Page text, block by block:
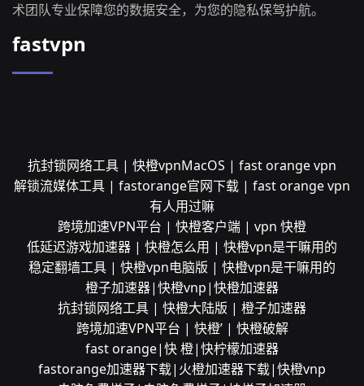
术团队专业保障您的数据安全，为您的隐私保驾护航。
fastvpn
抗封锁网络工具 | 快橙vpnMacOS | fast orange vpn
解锁流媒体工具 | fastorange官网下载 | fast orange vpn
有人用过嘛
跨境加速VPN平台 | 快橙客户端 | vpn 快橙
低延迟游戏加速器 | 快橙怎么用 | 快橙vpn是干嘛用的
稳定翻墙工具 | 快橙vpn电脑版 | 快橙vpn是干嘛用的
橙子加速器|快橙vnp|快橙加速器
抗封锁网络工具 | 快橙大陆版 | 橙子加速器
跨境加速VPN平台 | 快橙’ | 快橙破解
fast orange|快 橙|快柠檬加速器
fastorange加速器下载|火橙加速器下载|快橙vnp